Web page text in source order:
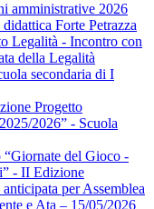
amministrative 2026
Forte Petrazza
Legalità - Incontro con
della Legalità
secondaria di I
Progetto
2026” - Scuola
del Gioco -
- II Edizione
per Assemblea
e Ata – 15/05/2026